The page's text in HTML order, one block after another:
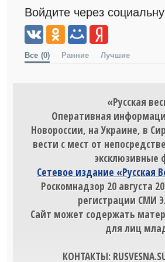
Войдите через
Все (0) Ранние Лучшие
«Русская
Оперативная
Новороссии, на Украине, в
вести с мест от
эксклюзивные
Сетевое издание «Русская
Роскомнадзор 20 августа
регистрации СМИ
Сайт может содержать
для лиц
КОНТАКТЫ: